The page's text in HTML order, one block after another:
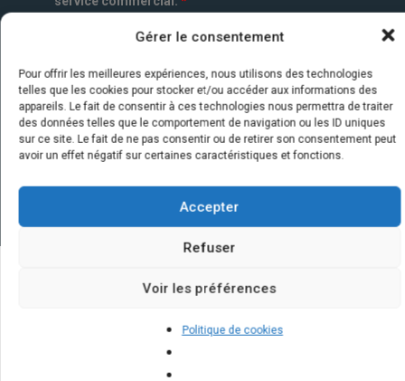
Gérer le consentement
Pour offrir les meilleures expériences, nous utilisons des technologies
telles que les cookies pour stocker et/ou accéder aux informations des
appareils. Le fait de consentir à ces technologies nous permettra de traiter
des données telles que le comportement de navigation ou les ID uniques
sur ce site. Le fait de ne pas consentir ou de retirer son consentement peut
avoir un effet négatif sur certaines caractéristiques et fonctions.
Accepter
Refuser
Voir les préférences
Politique de cookies
Quelques infos sur nos centrales
solaires : questions et réponses